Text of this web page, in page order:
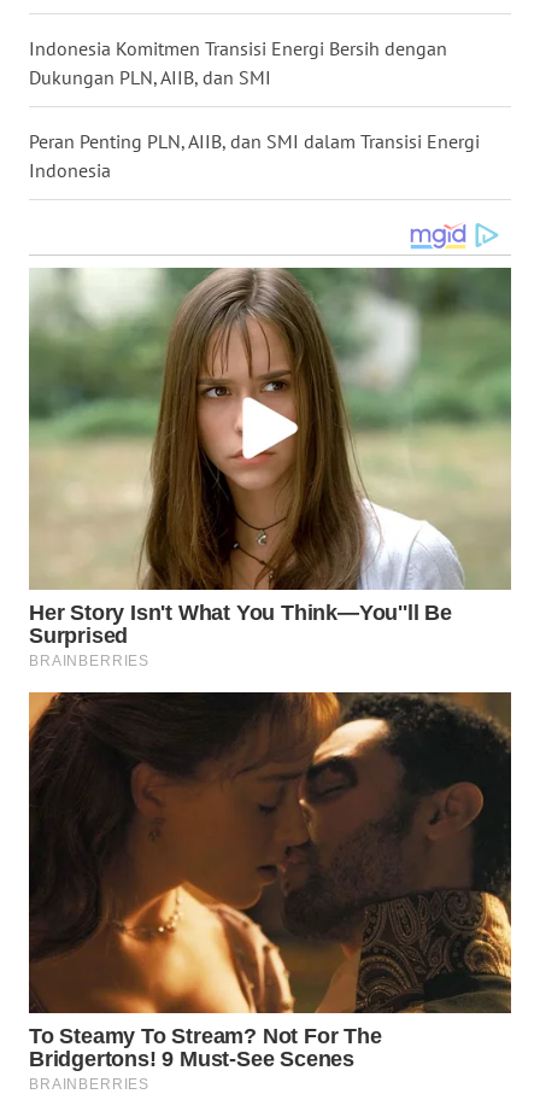
Indonesia Komitmen Transisi Energi Bersih dengan
Dukungan PLN, AIIB, dan SMI
Peran Penting PLN, AIIB, dan SMI dalam Transisi Energi
Indonesia
NUSANTARA
JOGJA
WN
KALBAR
KALTARA
WN
WN
GORONTALO
WN
SULUT